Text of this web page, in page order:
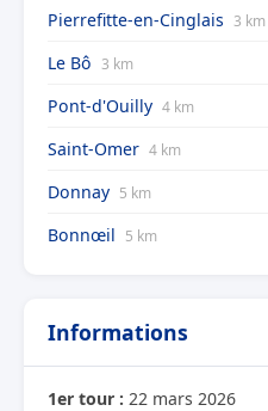
Pierrefitte-en-Cinglais 3 km
Le Bô 3 km
Pont-d'Ouilly 4 km
Saint-Omer 4 km
Donnay 5 km
Bonnœil 5 km
Informations
1er tour : 22 mars 2026